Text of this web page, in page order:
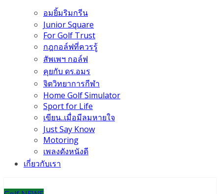
อมยิ้มริมกรีน
Junior Square
For Golf Trust
กฎกอล์ฟที่ควรรู้
สัพเพฯ กอล์ฟ
คุยกับ ดร.อมร
จิตวิทยาการกีฬา
Home Golf Simulator
Sport for Life
เขียน..เมื่อมีลมหายใจ
Just Say Know
Motoring
เพลงดังหนังดี
เกี่ยวกับเรา